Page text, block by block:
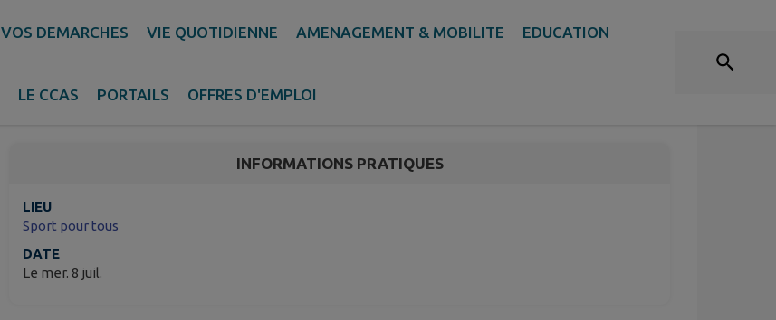
VOS DEMARCHES VIE QUOTIDIENNE AMENAGEMENT & MOBILITE EDUCATION
LE CCAS PORTAILS OFFRES D'EMPLOI
INFORMATIONS PRATIQUES
LIEU
Sport pour tous
DATE
Le mer. 8 juil.